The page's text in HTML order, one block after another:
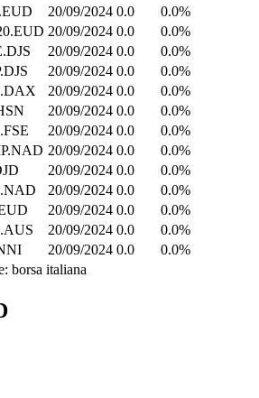
20/09/2024 0.0
0.0%
20/09/2024 0.0
0.0%
20/09/2024 0.0
0.0%
20/09/2024 0.0
0.0%
20/09/2024 0.0
0.0%
20/09/2024 0.0
0.0%
20/09/2024 0.0
0.0%
20/09/2024 0.0
0.0%
20/09/2024 0.0
0.0%
20/09/2024 0.0
0.0%
20/09/2024 0.0
0.0%
20/09/2024 0.0
0.0%
20/09/2024 0.0
0.0%
borsa italiana